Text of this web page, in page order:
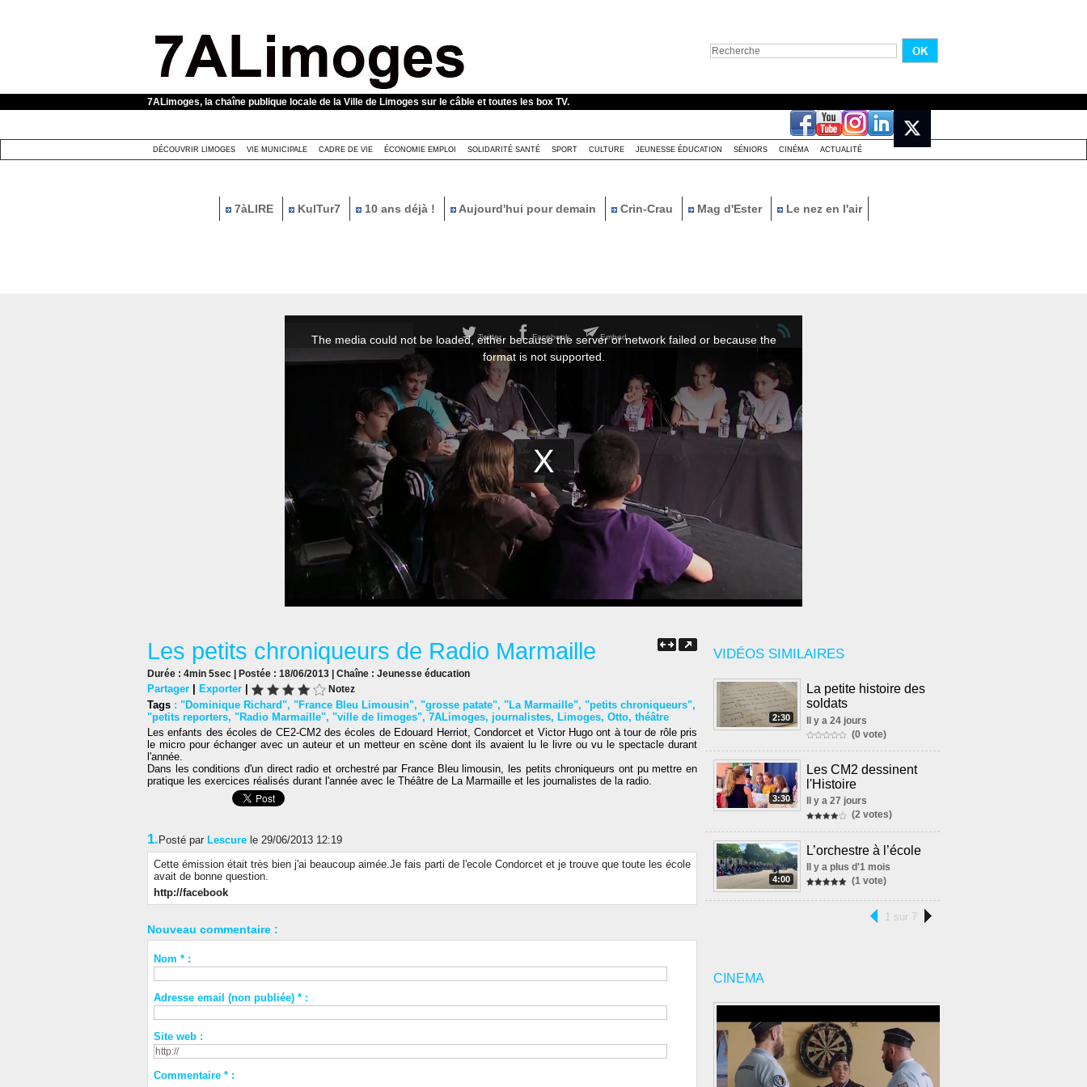
7ALimoges, la chaîne publique locale de la Ville de Limoges sur le câble et toutes les box TV.
DÉCOUVRIR LIMOGES VIE MUNICIPALE CADRE DE VIE ÉCONOMIE EMPLOI SOLIDARITÉ SANTÉ SPORT CULTURE JEUNESSE ÉDUCATION SÉNIORS CINÉMA ACTUALITÉ
7àLIRE KulTur7 10 ans déjà ! Aujourd'hui pour demain Crin-Crau Mag d'Ester Le nez en l'air
VIDÉOS SIMILAIRES
2:30
La petite histoire des
soldats
Il y a 24 jours
(0 vote)
3:30
Les CM2 dessinent
l'Histoire
Il y a 27 jours
(2 votes)
4:00
L’orchestre à l’école
Il y a plus d'1 mois
(1 vote)
1 sur 7
CINEMA
Les petits chroniqueurs de Radio Marmaille
Durée : 4min 5sec | Postée : 18/06/2013 | Chaîne : Jeunesse éducation
Partager | Exporter | Notez
Tags : "Dominique Richard", "France Bleu Limousin", "grosse patate", "La Marmaille", "petits chroniqueurs",
"petits reporters, "Radio Marmaille", "ville de limoges", 7ALimoges, journalistes, Limoges, Otto, théâtre
Les enfants des écoles de CE2-CM2 des écoles de Edouard Herriot, Condorcet et Victor Hugo ont à tour de rôle pris
le micro pour échanger avec un auteur et un metteur en scène dont ils avaient lu le livre ou vu le spectacle durant
l'année.
Dans les conditions d'un direct radio et orchestré par France Bleu limousin, les petits chroniqueurs ont pu mettre en
pratique les exercices réalisés durant l'année avec le Théâtre de La Marmaille et les journalistes de la radio.
1. Posté par Lescure le 29/06/2013 12:19
Cette émission était très bien j'ai beaucoup aimée.Je fais parti de l'ecole Condorcet et je trouve que toute les école
avait de bonne question.
http://facebook
Nouveau commentaire :
Nom * :
Adresse email (non publiée) * :
Site web :
Commentaire * :